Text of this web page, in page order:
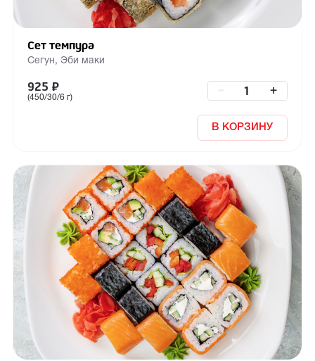
Сет темпура
Сегун, Эби маки
925 ₽
(450/30/6 г)
+
В КОРЗИНУ